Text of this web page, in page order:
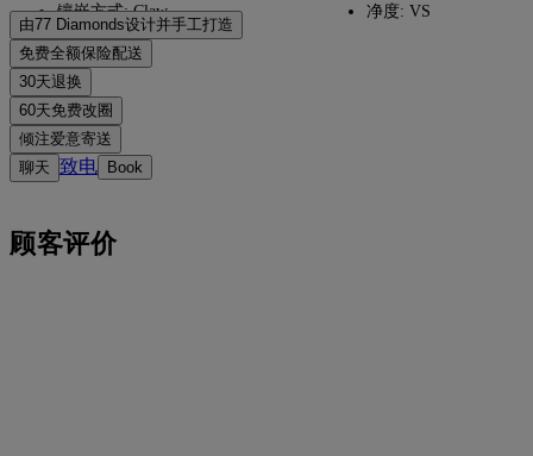
镶嵌方式: Claw
净度: VS
由77 Diamonds设计并手工打造
匠心工艺，一件一作。由77 Diamonds大师级珠宝匠将您的想
法化为现实。
免费全额保险配送
无论您住在哪里，所有邮费都是免费的。我们将通过联邦快递
（FedEx）或敦豪快递（DHL）的特快专递服务，无风险、全
保险地将您的商品直接送到您家门口。我们会为所有订单投
保，以避免在递送过程中出现任何问题。对于某些高价值物
品，我们会使用马尔卡-阿米特（Malca-Amit）或布林克斯
意，您可以在 30 天内退货或换货。
30天退换
如您不完全满意，可在30天内退换商品。详情请参阅我们的
款与条件。
60天免费改圈
为确保完美佩戴体验，77 Diamonds 提供交付后60天内的免费
改圈服务。详情请参阅我们的
倾注爱意寄送
我们用心打造每一件珠宝。您的手工珠宝将装入标志性的黄色
聊天 致电 Book
顾客评价